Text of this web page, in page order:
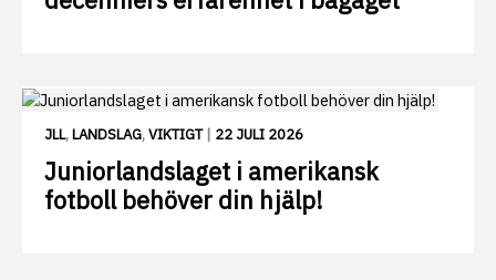
JLL,LANDSLAG,VIKTIGT| 22 JULI 2026
Juniorlandslaget i amerikansk
fotboll behöver din hjälp!